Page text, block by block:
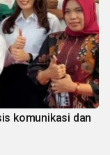
komunikasi dan